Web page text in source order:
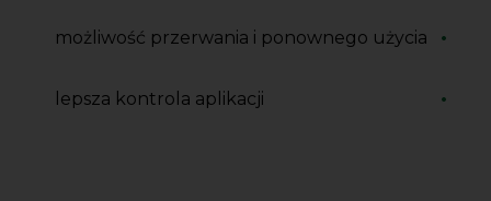
możliwość przerwania i ponownego użycia
lepsza kontrola aplikacji